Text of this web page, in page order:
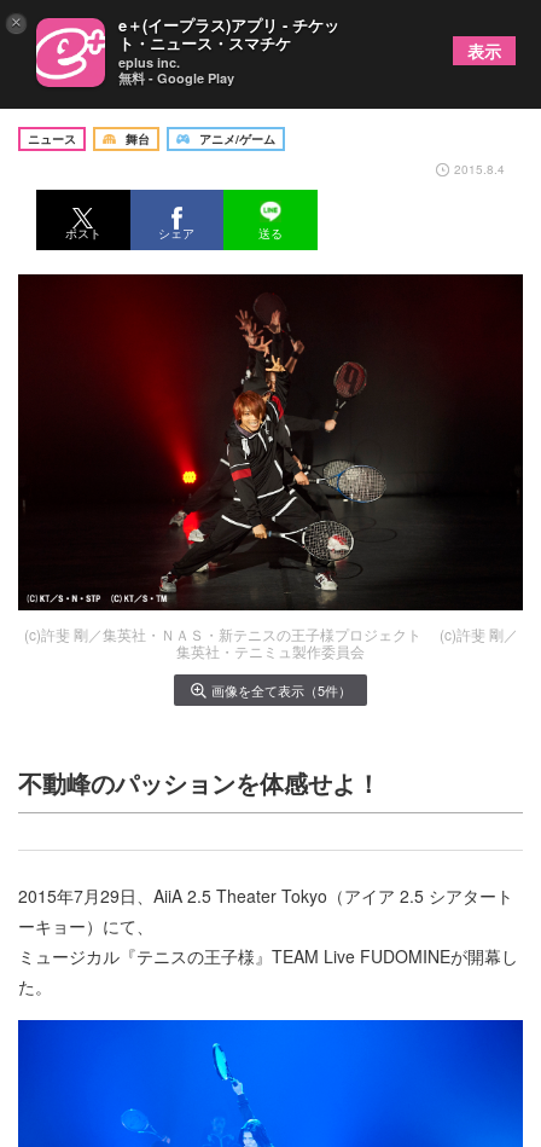
テニミュ史上初！不動峰が主役の公演開催！
ニュース 舞台
アニメ/ゲーム
2015.8.4
ポスト シェア 送る
(c)許斐 剛／集英社・ＮＡＳ・新テニスの王子様プロジェクト (c)許斐 剛／
集英社・テニミュ製作委員会
画像を全て表示（5件）
不動峰のパッションを体感せよ！
2015年7月29日、AiiA 2.5 Theater Tokyo（アイア 2.5 シアタート
ーキョー）にて、
ミュージカル『テニスの王子様』TEAM Live FUDOMINEが開幕し
た。
× e＋(イープラス)アプリ - チケッ
ト・ニュース・スマチケ
eplus inc.
無料 - Google Play
表示